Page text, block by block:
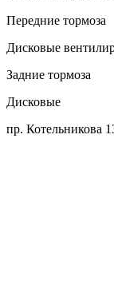
Передние тормоза
Дисковые
Задние тормоза
Дисковые
пр. Котельникова